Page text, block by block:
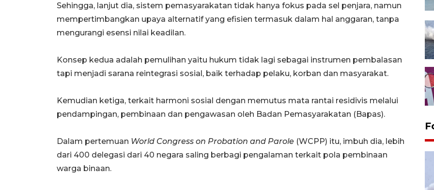
Sehingga, lanjut dia, sistem pemasyarakatan tidak hanya fokus pada sel penjara, namun
mempertimbangkan upaya alternatif yang efisien termasuk dalam hal anggaran, tanpa
mengurangi esensi nilai keadilan.
Konsep kedua adalah pemulihan yaitu hukum tidak lagi sebagai instrumen pembalasan
tapi menjadi sarana reintegrasi sosial, baik terhadap pelaku, korban dan masyarakat.
Kemudian ketiga, terkait harmoni sosial dengan memutus mata rantai residivis melalui
pendampingan, pembinaan dan pengawasan oleh Badan Pemasyarakatan (Bapas).
Dalam pertemuan World Congress on Probation and Parole (WCPP) itu, imbuh dia, lebih
dari 400 delegasi dari 40 negara saling berbagi pengalaman terkait pola pembinaan
warga binaan.